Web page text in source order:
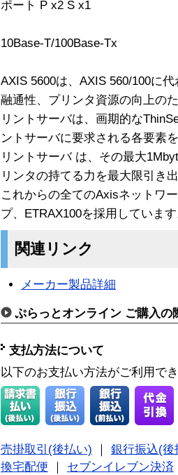
ポート P x2 S x1
10Base-T/100Base-Tx
AXIS 5600は、AXIS 560/100に
融通性、プリンタ資源の向上の
リントサーバは、画期的な
ントサーバに要求される各要素
リントサーバ は、その最大
リンタの持てる力を最大限引き
これからの全てのAxisネットワ
プ、ETRAX100を採用していま
関連リンク
メーカー製品詳細
ぷらっとオンライン ご購入の
支払方法について
以下のお支払い方法がご利用で
売掛取引(後払い)
銀行振込(後
換宅配便
セブンイレブン決済